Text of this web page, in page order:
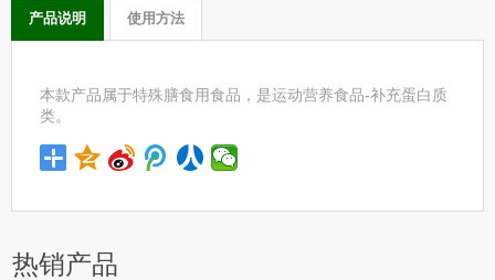
产品说明 使用方法
本款产品属于特殊膳食用食品，是运动营养食品-补充蛋白质
类。
热销产品